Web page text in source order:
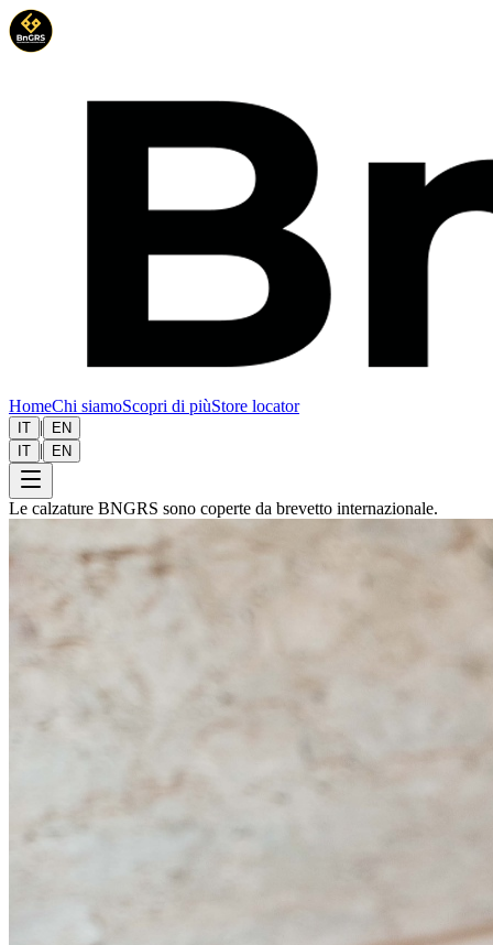
HomeChi siamoScopri di piùStore locator
IT |
EN
IT | EN
Le calzature BNGRS sono coperte da brevetto internazionale.